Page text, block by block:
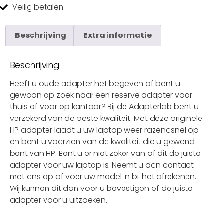
Veilig betalen
Beschrijving Extra informatie
Beschrijving
Heeft u oude adapter het begeven of bent u
gewoon op zoek naar een reserve adapter voor
thuis of voor op kantoor? Bij de Adapterlab bent u
verzekerd van de beste kwaliteit. Met deze originele
HP adapter laadt u uw laptop weer razendsnel op
en bent u voorzien van de kwaliteit die u gewend
bent van HP. Bent u er niet zeker van of dit de juiste
adapter voor uw laptop is. Neemt u dan contact
met ons op of voer uw model in bij het afrekenen.
Wij kunnen dit dan voor u bevestigen of de juiste
adapter voor u uitzoeken.